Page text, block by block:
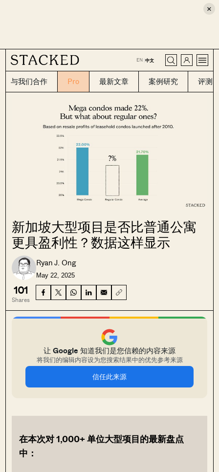
×
EN |中文
与我们合作 Pro 最新文章 案例研究 评测
CLOSE
新加坡大型项目是否比普通公寓
更具盈利性？数据这样显示
Ryan J. Ong
May 22, 2025
101
Shares
让 Google 知道我们是您信赖的内容来源
将我们的编辑内容设为您搜索结果中的优先参考来源
信任此来源
在本次对 1,000+ 单位大型项目的最新盘点
中：